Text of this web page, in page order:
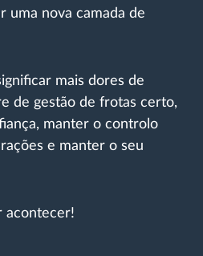
uma nova camada de
mais dores de
de gestão de frotas certo,
manter o controlo
e manter o seu
acontecer!